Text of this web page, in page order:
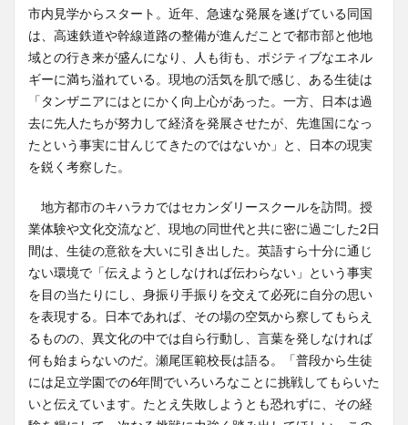
市内見学からスタート。近年、急速な発展を遂げている同国
は、高速鉄道や幹線道路の整備が進んだことで都市部と他地
域との行き来が盛んになり、人も街も、ポジティブなエネル
ギーに満ち溢れている。現地の活気を肌で感じ、ある生徒は
「タンザニアにはとにかく向上心があった。一方、日本は過
去に先人たちが努力して経済を発展させたが、先進国になっ
たという事実に甘んじてきたのではないか」と、日本の現実
を鋭く考察した。
地方都市のキハラカではセカンダリースクールを訪問。授
業体験や文化交流など、現地の同世代と共に密に過ごした2日
間は、生徒の意欲を大いに引き出した。英語すら十分に通じ
ない環境で「伝えようとしなければ伝わらない」という事実
を目の当たりにし、身振り手振りを交えて必死に自分の思い
を表現する。日本であれば、その場の空気から察してもらえ
るものの、異文化の中では自ら行動し、言葉を発しなければ
何も始まらないのだ。瀬尾匡範校長は語る。「普段から生徒
には足立学園での6年間でいろいろなことに挑戦してもらいた
いと伝えています。たとえ失敗しようとも恐れずに、その経